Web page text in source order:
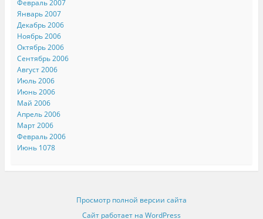
Февраль 2007
Январь 2007
Декабрь 2006
Ноябрь 2006
Октябрь 2006
Сентябрь 2006
Август 2006
Июль 2006
Июнь 2006
Май 2006
Апрель 2006
Март 2006
Февраль 2006
Июнь 1078
Просмотр полной версии сайта
Сайт работает на WordPress